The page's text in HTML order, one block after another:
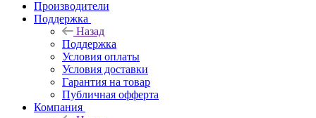
Производители
Поддержка
Назад
Поддержка
Условия оплаты
Условия доставки
Гарантия на товар
Публичная офферта
Компания